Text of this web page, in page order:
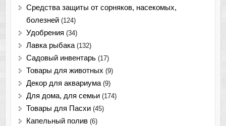
Средства защиты от сорняков, насекомых,
болезней (124)
Удобрения (34)
Лавка рыбака (132)
Садовый инвентарь (17)
Товары для животных (9)
Декор для аквариума (9)
Для дома, для семьи (174)
Товары для Пасхи (45)
Капельный полив (6)